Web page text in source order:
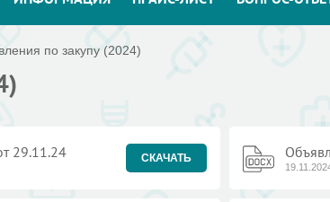
по закупу (2024)
29.11.24 СКАЧАТЬ